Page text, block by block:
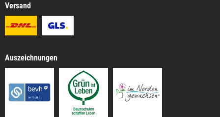
Versand
Auszeichnungen